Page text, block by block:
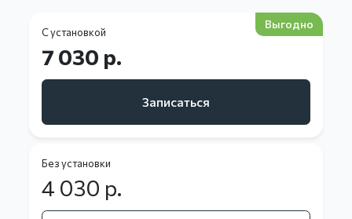
С установкой
Выгодно
7 030 р.
Записаться
Без установки
4 030 р.